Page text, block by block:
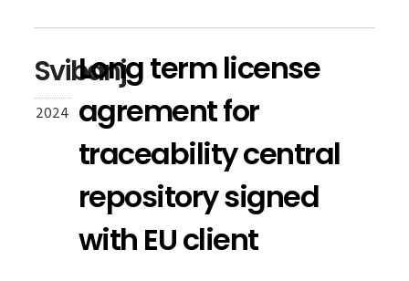
Svibanj
2024
Long term license
agrement for
traceability central
repository signed
with EU client